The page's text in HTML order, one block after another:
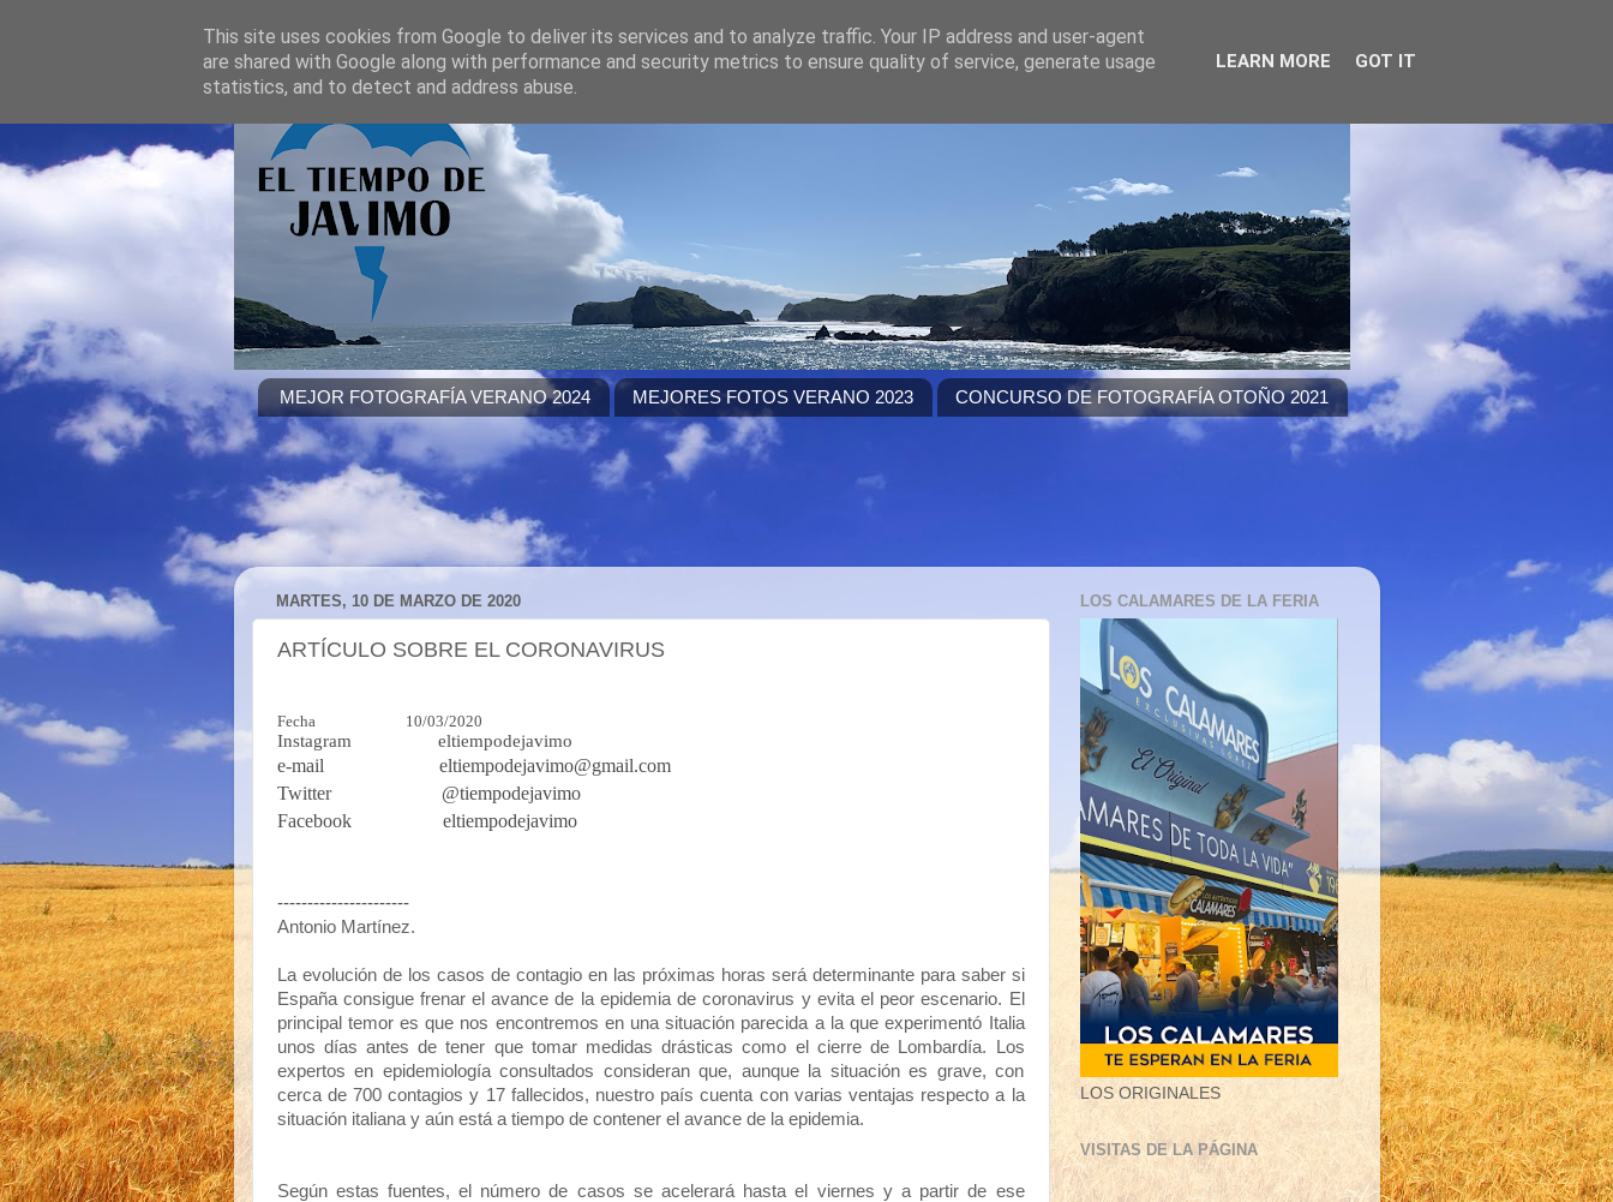
MEJOR FOTOGRAFÍA VERANO 2024 MEJORES FOTOS VERANO 2023 CONCURSO DE FOTOGRAFÍA OTOÑO 2021
MARTES, 10 DE MARZO DE 2020
ARTÍCULO SOBRE EL CORONAVIRUS
Fecha 10/03/2020
Instagram eltiempodejavimo
e-mail eltiempodejavimo@gmail.com
Twitter @tiempodejavimo
Facebook eltiempodejavimo
----------------------
Antonio Martínez.
La evolución de los casos de contagio en las próximas horas será determinante para saber si
España consigue frenar el avance de la epidemia de coronavirus y evita el peor escenario. El
principal temor es que nos encontremos en una situación parecida a la que experimentó Italia
unos días antes de tener que tomar medidas drásticas como el cierre de Lombardía. Los
expertos en epidemiología consultados consideran que, aunque la situación es grave, con
cerca de 700 contagios y 17 fallecidos, nuestro país cuenta con varias ventajas respecto a la
situación italiana y aún está a tiempo de contener el avance de la epidemia.
Según estas fuentes, el número de casos se acelerará hasta el viernes y a partir de ese
LOS CALAMARES DE LA FERIA
LOS ORIGINALES
VISITAS DE LA PÁGINA
This site uses cookies from Google to deliver its services and to analyze traffic. Your IP address and user-agent
are shared with Google along with performance and security metrics to ensure quality of service, generate usage
statistics, and to detect and address abuse.
LEARN MORE GOT IT